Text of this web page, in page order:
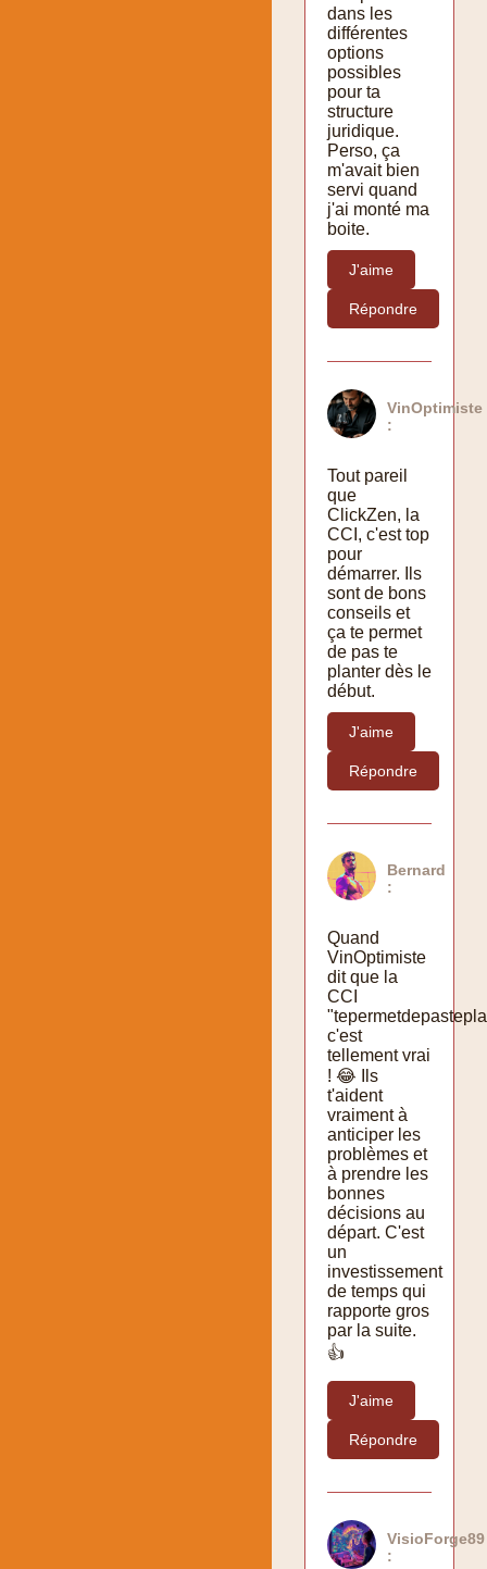
dans les
différentes
options
possibles
pour ta
structure
juridique.
Perso, ça
m'avait bien
servi quand
j'ai monté ma
boite.
J'aime
Répondre
VinOptimiste
:
Tout pareil
que
ClickZen, la
CCI, c'est top
pour
démarrer. Ils
sont de bons
conseils et
ça te permet
de pas te
planter dès le
début.
J'aime
Répondre
Bernard
:
Quand
VinOptimiste
dit que la
CCI
c'est
tellement vrai
! 😂 Ils
t'aident
vraiment à
anticiper les
problèmes et
à prendre les
bonnes
décisions au
départ. C'est
un
investissement
de temps qui
rapporte gros
par la suite.
👍
J'aime
Répondre
VisioForge89
: